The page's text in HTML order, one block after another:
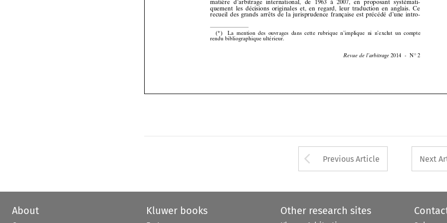
      
         
           
           
            
  
Arrow button used
Previous Article Next
About Kluwer books Other research sites